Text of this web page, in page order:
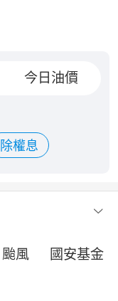
今日油價
除權息
颱風 國安基金